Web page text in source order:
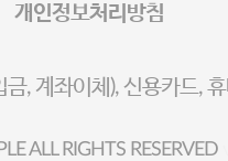
니시스 에스크로 서비스확
개인정보처리방침
, 계좌이체), 신용카드,
ALL RIGHTS RESERVED